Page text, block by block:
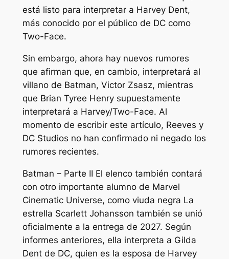
está listo para interpretar a Harvey Dent,
más conocido por el público de DC como
Two-Face.
Sin embargo, ahora hay nuevos rumores
que afirman que, en cambio, interpretará al
villano de Batman, Victor Zsasz, mientras
que Brian Tyree Henry supuestamente
interpretará a Harvey/Two-Face. Al
momento de escribir este artículo, Reeves y
DC Studios no han confirmado ni negado los
rumores recientes.
Batman – Parte II El elenco también contará
con otro importante alumno de Marvel
Cinematic Universe, como viuda negra La
estrella Scarlett Johansson también se unió
oficialmente a la entrega de 2027. Según
informes anteriores, ella interpreta a Gilda
Dent de DC, quien es la esposa de Harvey